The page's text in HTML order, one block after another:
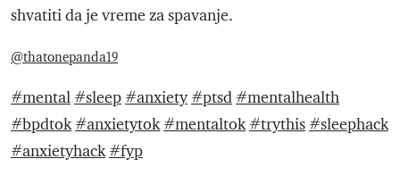
shvatiti da je vreme za spavanje.
@thatonepanda19
#mental #sleep #anxiety #ptsd #mentalhealth
#bpdtok #anxietytok #mentaltok #trythis #sleephack
#anxietyhack #fyp